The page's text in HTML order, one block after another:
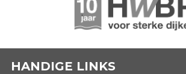
HANDIGE LINKS